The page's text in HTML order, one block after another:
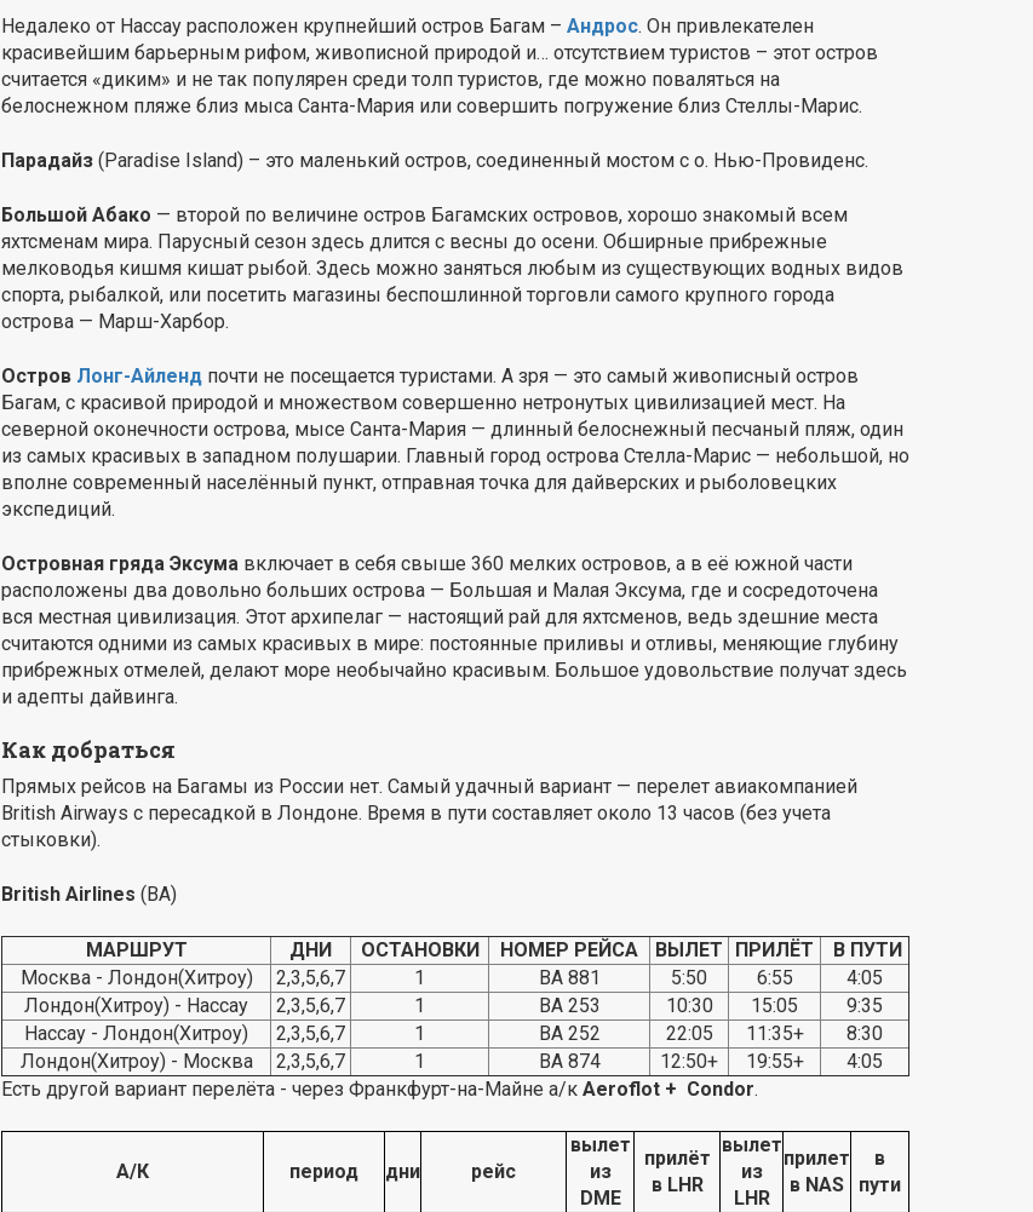
Недалеко от Нассау расположен крупнейший остров Багам – Андрос. Он привлекателен
красивейшим барьерным рифом, живописной природой и… отсутствием туристов – этот остров
считается «диким» и не так популярен среди толп туристов, где можно поваляться на
белоснежном пляже близ мыса Санта-Мария или совершить погружение близ Стеллы-Марис.
Парадайз (Paradise Island) – это маленький остров, соединенный мостом с о. Нью-Провиденс.
Большой Абако — второй по величине остров Багамских островов, хорошо знакомый всем
яхтсменам мира. Парусный сезон здесь длится с весны до осени. Обширные прибрежные
мелководья кишмя кишат рыбой. Здесь можно заняться любым из существующих водных видов
спорта, рыбалкой, или посетить магазины беспошлинной торговли самого крупного города
острова — Марш-Харбор.
Остров Лонг-Айленд почти не посещается туристами. А зря — это самый живописный остров
Багам, с красивой природой и множеством совершенно нетронутых цивилизацией мест. На
северной оконечности острова, мысе Санта-Мария — длинный белоснежный песчаный пляж, один
из самых красивых в западном полушарии. Главный город острова Стелла-Марис — небольшой, но
вполне современный населённый пункт, отправная точка для дайверских и рыболовецких
экспедиций.
Островная гряда Эксума включает в себя свыше 360 мелких островов, а в её южной части
расположены два довольно больших острова — Большая и Малая Эксума, где и сосредоточена
вся местная цивилизация. Этот архипелаг — настоящий рай для яхтсменов, ведь здешние места
считаются одними из самых красивых в мире: постоянные приливы и отливы, меняющие глубину
прибрежных отмелей, делают море необычайно красивым. Большое удовольствие получат здесь
и адепты дайвинга.
Как добраться
Прямых рейсов на Багамы из России нет. Самый удачный вариант — перелет авиакомпанией
British Airways с пересадкой в Лондоне. Время в пути составляет около 13 часов (без учета
стыковки).
British Airlines (BA)
МАРШРУТ ДНИ ОСТАНОВКИ НОМЕР РЕЙСА ВЫЛЕТ ПРИЛЁТ
В ПУТИ
Москва - Лондон(Хитроу)
2,3,5,6,7 1 BA 881 5:50 6:55
4:05
Лондон(Хитроу) - Нассау
2,3,5,6,7 1 BA 253 10:30 15:05
9:35
Нассау - Лондон(Хитроу)
2,3,5,6,7 1 BA 252 22:05 11:35+
8:30
Лондон(Хитроу) - Москва
2,3,5,6,7 1 BA 874 12:50+ 19:55+
4:05
Есть другой вариант перелёта - через Франкфурт-на-Майне а/к Aeroflot + Condor.
А/К период дни рейс
вылет
из
DME
прилёт
в LHR
вылет
из
LHR
прилет
в NAS
в
пути